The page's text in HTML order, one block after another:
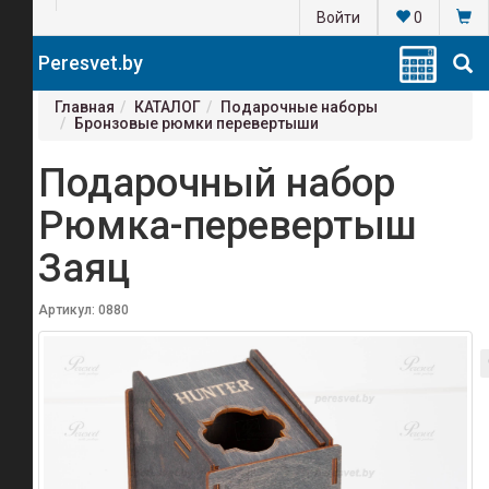
0
Войти
Peresvet.by
Главная КАТАЛОГ
Подарочные наборы
Бронзовые рюмки перевертыши
Подарочный набор
Рюмка-перевертыш
Заяц
Артикул: 0880
Формы
для
Купить
компании
Контакты
Доставка
Партнерам